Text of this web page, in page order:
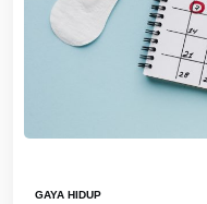
GAYA HIDUP